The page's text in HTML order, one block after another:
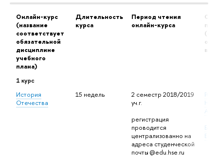
Онлайн-курс
(название
соответствует
обязательной
дисциплине
учебного
плана)
Длительность
курса
Период чтения
онлайн-курса
в
1 курс
История
Отечества
15 недель
2 семестр 2018/2019
уч.г.
регистрация
проводится
централизованно на
адреса студенческой
почты @edu.hse.ru